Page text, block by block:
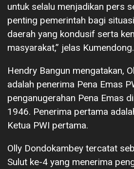
untuk selalu menjadikan pers
penting pemerintah bagi
daerah yang kondusif serta
masyarakat,” jelas Kumendong.
Hendry Bangun mengatakan,
adalah penerima Pena Emas
penganugerahan Pena Emas
1946. Penerima pertama
Ketua PWI pertama.
Olly Dondokambey tercatat
Sulut ke-4 yang menerima